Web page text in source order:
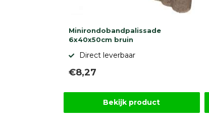
Minirondobandpalissade
6x40x50cm bruin
Direct leverbaar
€8,27
Bekijk product